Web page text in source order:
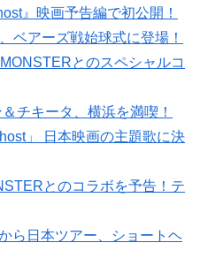
ベアーズ戦始球式に登場！
とのスペシャルコ
チキータ、横浜を満喫！
」 日本映画の主題歌に決
とのコラボを予告！テ
ら日本ツアー、ショートヘ